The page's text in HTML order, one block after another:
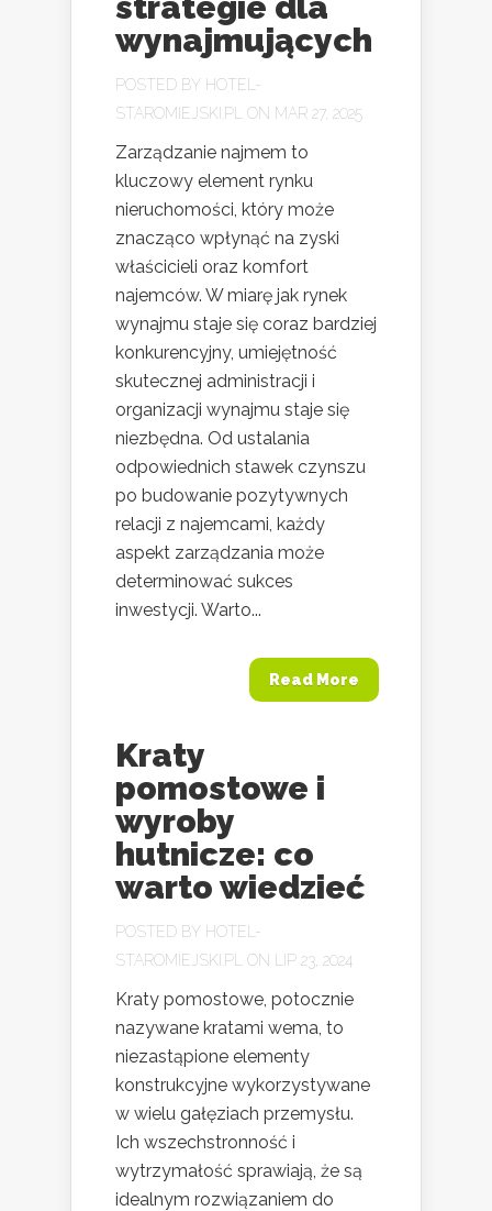
wynajmujących
POSTED BY HOTEL-
STAROMIEJSKI.PL
ON MAR 27, 2025
Zarządzanie najmem to
kluczowy element rynku
nieruchomości, który może
znacząco wpłynąć na zyski
właścicieli oraz komfort
najemców. W miarę jak rynek
wynajmu staje się coraz bardziej
konkurencyjny, umiejętność
skutecznej administracji i
organizacji wynajmu staje się
niezbędna. Od ustalania
odpowiednich stawek czynszu
po budowanie pozytywnych
relacji z najemcami, każdy
aspekt zarządzania może
determinować sukces
inwestycji. Warto...
Read More
Kraty
pomostowe i
wyroby
hutnicze: co
warto wiedzieć
POSTED BY HOTEL-
STAROMIEJSKI.PL
ON LIP 23, 2024
Kraty pomostowe, potocznie
nazywane kratami wema, to
niezastąpione elementy
konstrukcyjne wykorzystywane
w wielu gałęziach przemysłu.
Ich wszechstronność i
wytrzymałość sprawiają, że są
idealnym rozwiązaniem do